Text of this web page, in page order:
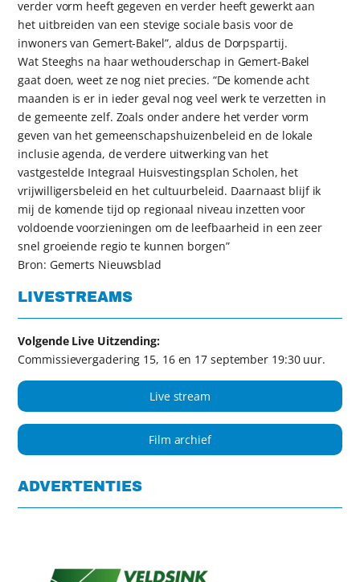
verder vorm heeft gegeven en verder heeft gewerkt aan
het uitbreiden van een stevige sociale basis voor de
inwoners van Gemert-Bakel”, aldus de Dorpspartij.
Wat Steeghs na haar wethouderschap in Gemert-Bakel
gaat doen, weet ze nog niet precies. “De komende acht
maanden is er in ieder geval nog veel werk te verzetten in
de gemeente zelf. Zoals onder andere het verder vorm
geven van het gemeenschapshuizenbeleid en de lokale
inclusie agenda, de verdere uitwerking van het
vastgestelde Integraal Huisvestingsplan Scholen, het
vrijwilligersbeleid en het cultuurbeleid. Daarnaast blijf ik
mij de komende tijd op regionaal niveau inzetten voor
voldoende voorzieningen om de leefbaarheid in een zeer
snel groeiende regio te kunnen borgen”
Bron: Gemerts Nieuwsblad
LIVESTREAMS
Volgende Live Uitzending:
Commissievergadering 15, 16 en 17 september 19:30 uur.
Live stream
Film archief
ADVERTENTIES